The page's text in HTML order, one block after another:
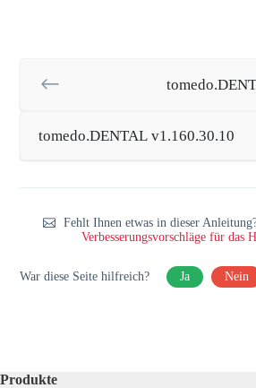
tomedo.DENTAL v1.160.30.10
Fehlt Ihnen etwas in dieser
Verbesserungsvorschläge für das
War diese Seite hilfreich? Ja Nein
Produkte